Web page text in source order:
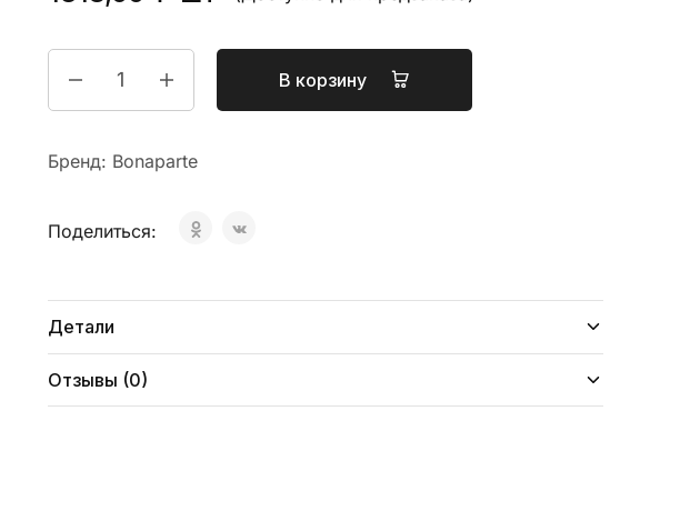
В корзину
Бренд: Bonaparte
Поделиться:
Детали
Отзывы (0)